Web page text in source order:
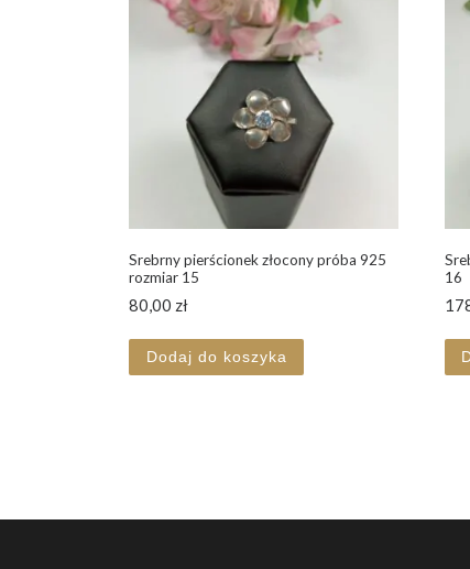
Srebrny pierścionek złocony próba 925
rozmiar 15
80,00 zł
Dodaj do koszyka
16